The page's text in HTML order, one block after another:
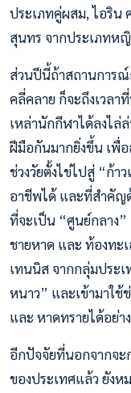
ประเภทคู่ผสม, ไอริน
สุนทร จากประเภทห
ส่วนปีนี้ถ้าสถานการณ์
คลี่คลาย ก็จะถึงเวลา
เหล่านักกีฬาได้ลงไ
ฝีมือกันมากยิ่งขึ้น เพื่
ช่วงวัยตั้งไข่ไปสู่ “ก้
อาชีพได้ และที่สำคัญ
ที่จะเป็น “ศูนย์กลาง”
ชายหาด และ ท้องทะ
เทนนิส จากกลุ่มประ
หนาว” และเข้ามาใช้
และ หาดทรายได้อย่า
อีกปัจจัยที่นอกจากจะ
ของประเทศแล้ว ยังห